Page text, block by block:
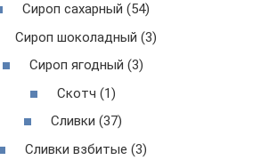
Сироп сахарный (54)
Сироп шоколадный (3)
Сироп ягодный (3)
Скотч (1)
Сливки (37)
Сливки взбитые (3)